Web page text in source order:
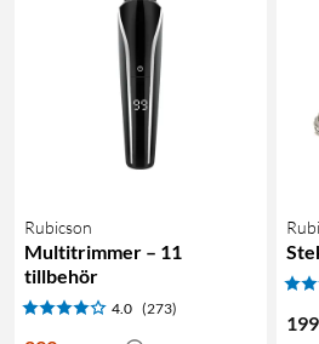
Rubicson
Multitrimmer – 11
tillbehör
4.0 (273)
199